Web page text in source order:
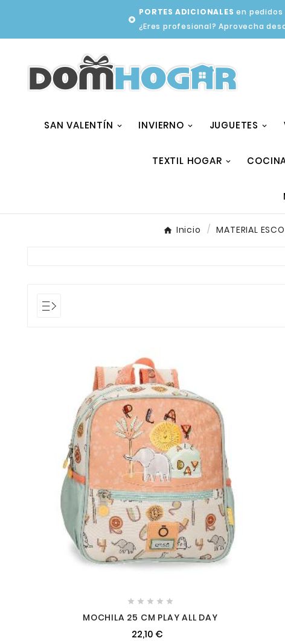

PORTES ADICIONALES en
¿Eres profesional? Aprovecha
SAN VALENTÍN INVIERNO JUGUETES
TEXTIL HOGAR
Inicio MATERIAL
    
MOCHILA 25 CM PLAY ALL DAY
22,10 €